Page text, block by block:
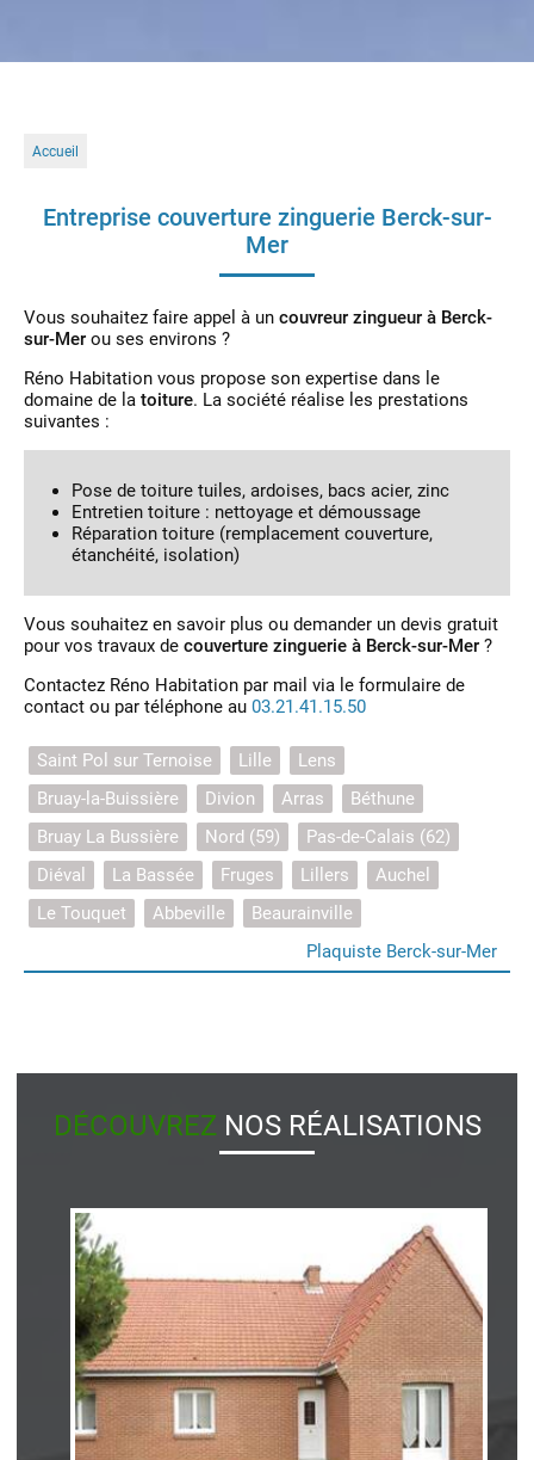
Accueil
Entreprise couverture zinguerie Berck-sur-
Mer
Vous souhaitez faire appel à un couvreur zingueur à Berck-
sur-Mer ou ses environs ?
Réno Habitation vous propose son expertise dans le
domaine de la toiture. La société réalise les prestations
suivantes :
Pose de toiture tuiles, ardoises, bacs acier, zinc
Entretien toiture : nettoyage et démoussage
Réparation toiture (remplacement couverture,
étanchéité, isolation)
Vous souhaitez en savoir plus ou demander un devis gratuit
pour vos travaux de couverture zinguerie à Berck-sur-Mer ?
Contactez Réno Habitation par mail via le formulaire de
contact ou par téléphone au 03.21.41.15.50
Saint Pol sur Ternoise Lille
Lens
Bruay-la-Buissière
Divion Arras
Béthune
Bruay La Bussière
Nord (59)
Pas-de-Calais (62)
Diéval
La Bassée Fruges Lillers
Auchel
Le Touquet
Abbeville
Beaurainville
Plaquiste Berck-sur-Mer
DÉCOUVREZNOS RÉALISATIONS